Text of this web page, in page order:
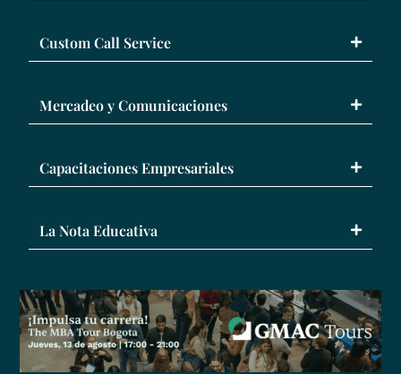
Custom Call Service
Mercadeo y Comunicaciones
Capacitaciones Empresariales
La Nota Educativa